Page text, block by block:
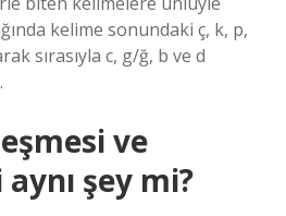
kelime sonundaki ç, k, p,
sırasıyla c, g/ğ, b ve d
ve
şey mi?